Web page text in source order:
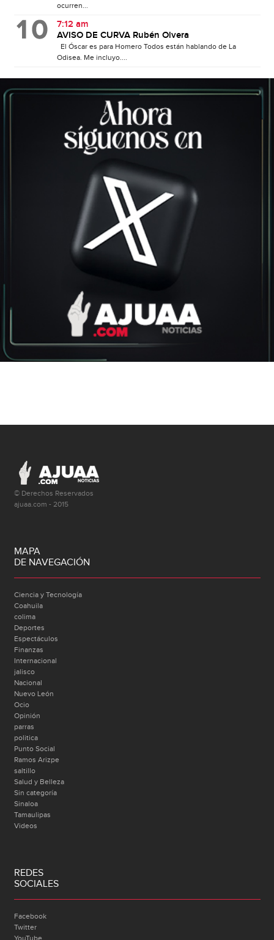
ocurren...
7:12 am
AVISO DE CURVA Rubén Olvera
El Óscar es para Homero Todos están hablando de La
Odisea. Me incluyo....
© Derechos Reservados
ajuaa.com - 2015
MAPA
DE NAVEGACIÓN
Ciencia y Tecnología
Coahuila
colima
Deportes
Espectáculos
Finanzas
Internacional
jalisco
Nacional
Nuevo León
Ocio
Opinión
parras
politica
Punto Social
Ramos Arizpe
saltillo
Salud y Belleza
Sin categoría
Sinaloa
Tamaulipas
Videos
REDES
SOCIALES
Facebook
Twitter